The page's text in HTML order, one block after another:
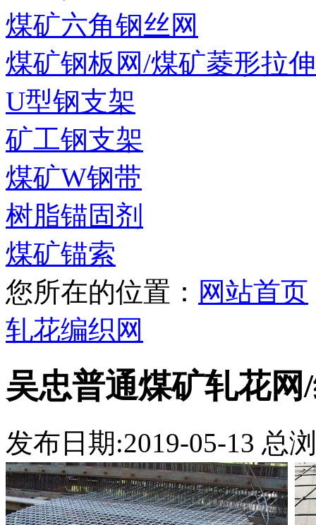
煤矿六角钢丝网
煤矿钢板网/煤矿菱形拉
U型钢支架
矿工钢支架
煤矿W钢带
树脂锚固剂
煤矿锚索
您所在的位置： 网站首页
轧花编织网
吴忠普通煤矿轧花网
发布日期:2019-05-13 总